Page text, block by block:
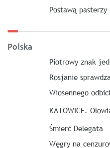
Postawą pasterzy
Polska
Piotrowy znak
Rosjanie
Wiosennego
KATOWICE.
Śmierć Delegata
Węgry na